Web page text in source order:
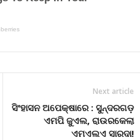
Next article
ସିଂହାସନ ଅପେକ୍ଷାରେ : ସୁନ୍ଦରଗଡ଼
ଏମପି ଜୁଏଲ, ରାଉରକେଲା
ଏମଏଲଏ ସାରଦା!